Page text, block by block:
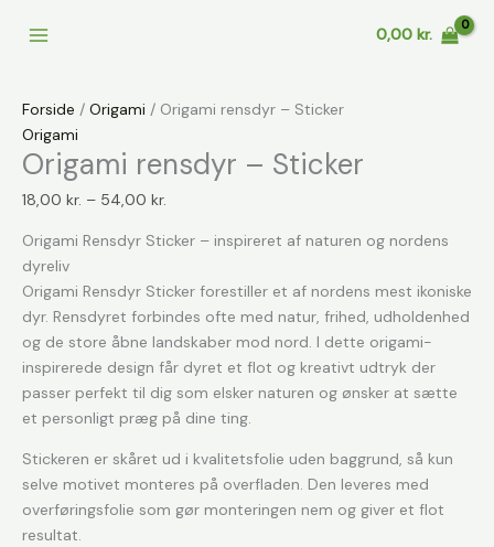
0,00kr.
Forside / Origami / Origami rensdyr – Sticker
Origami
Origami rensdyr – Sticker
18,00 kr. – 54,00 kr.
til
Origami Rensdyr Sticker – inspireret af naturen og nordens
dyreliv
Origami Rensdyr Sticker forestiller et af nordens mest ikoniske
dyr. Rensdyret forbindes ofte med natur, frihed, udholdenhed
og de store åbne landskaber mod nord. I dette origami-
inspirerede design får dyret et flot og kreativt udtryk der
passer perfekt til dig som elsker naturen og ønsker at sætte
et personligt præg på dine ting.
Stickeren er skåret ud i kvalitetsfolie uden baggrund, så kun
selve motivet monteres på overfladen. Den leveres med
overføringsfolie som gør monteringen nem og giver et flot
resultat.